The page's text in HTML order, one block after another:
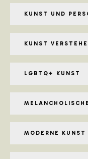
KUNST UND
KUNST
LGBTQ+ KUNST
MODERNE KUNST